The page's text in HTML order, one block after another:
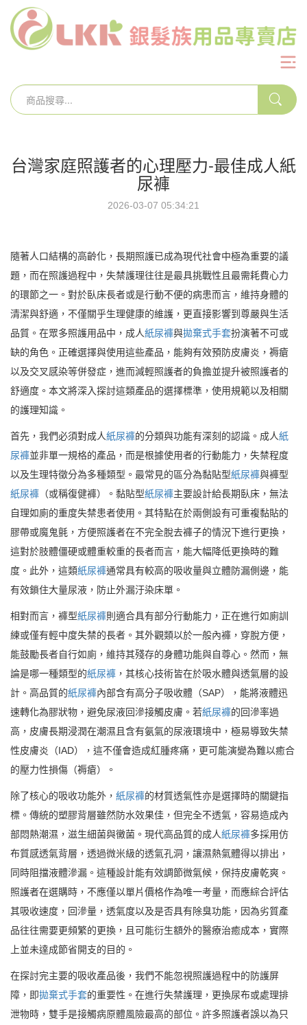
台灣家庭照護者的心理壓力-最佳成人紙
尿褲
2026-03-07 05:34:21
隨著人口結構的高齡化，長期照護已成為現代社會中極為重要的議
題，而在照護過程中，失禁護理往往是最具挑戰性且最需耗費心力
的環節之一。對於臥床長者或是行動不便的病患而言，維持身體的
清潔與舒適，不僅關乎生理健康的維護，更直接影響到尊嚴與生活
品質。在眾多照護用品中，成人紙尿褲與拋棄式手套扮演著不可或
缺的角色。正確選擇與使用這些產品，能夠有效預防皮膚炎，褥瘡
以及交叉感染等併發症，進而減輕照護者的負擔並提升被照護者的
舒適度。本文將深入探討這類產品的選擇標準，使用規範以及相關
的護理知識。
首先，我們必須對成人紙尿褲的分類與功能有深刻的認識。成人紙
尿褲並非單一規格的產品，而是根據使用者的行動能力，失禁程度
以及生理特徵分為多種類型。最常見的區分為黏貼型紙尿褲與褲型
紙尿褲 （或稱復健褲）。黏貼型紙尿褲主要設計給長期臥床，無法
自理如廁的重度失禁患者使用。其特點在於兩側設有可重複黏貼的
膠帶或魔鬼氈，方便照護者在不完全脫去褲子的情況下進行更換，
這對於肢體僵硬或體重較重的長者而言，能大幅降低更換時的難
度。此外，這類紙尿褲通常具有較高的吸收量與立體防漏側邊，能
有效鎖住大量尿液，防止外漏汙染床單。
相對而言，褲型紙尿褲則適合具有部分行動能力，正在進行如廁訓
練或僅有輕中度失禁的長者。其外觀類以於一般內褲，穿脫方便，
能鼓勵長者自行如廁，維持其殘存的身體功能與自尊心。然而，無
論是哪一種類型的紙尿褲 ，其核心技術皆在於吸水體與透氣層的設
計。高品質的紙尿褲內部含有高分子吸收體（SAP），能將液體迅
速轉化為膠狀物，避免尿液回滲接觸皮膚。若紙尿褲的回滲率過
高，皮膚長期浸潤在潮濕且含有氨氣的尿液環境中，極易導致失禁
性皮膚炎（IAD），這不僅會造成紅腫疼痛，更可能演變為難以癒合
的壓力性損傷（褥瘡）。
除了核心的吸收功能外， 紙尿褲的材質透氣性亦是選擇時的關鍵指
標。傳統的塑膠背層雖然防水效果佳，但完全不透氣，容易造成內
部悶熱潮濕，滋生細菌與黴菌。現代高品質的成人紙尿褲多採用仿
布質感透氣背層，透過微米級的透氣孔洞，讓濕熱氣體得以排出，
同時阻擋液體滲漏。這種設計能有效調節微氣候，保持皮膚乾爽。
照護者在選購時，不應僅以單片價格作為唯一考量，而應綜合評估
其吸收速度，回滲量，透氣度以及是否具有除臭功能，因為劣質產
品往往需要更頻繁的更換，且可能衍生額外的醫療治癒成本，實際
上並未達成節省開支的目的。
在探討完主要的吸收產品後，我們不能忽視照護過程中的防護屏
障，即拋棄式手套的重要性。在進行失禁護理，更換尿布或處理排
泄物時，雙手是接觸病原體風險最高的部位。許多照護者誤以為只